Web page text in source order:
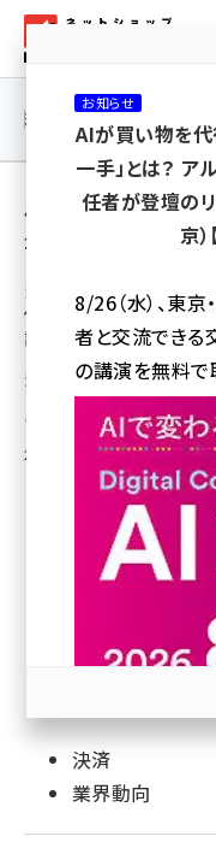
ン
ネ
yahoo (1898)
楽天 (1869)
アスクル (1115)
base (1070)
ビィ・フォアー
revico (738)
連載・特集 |
用語「atone」 が
全 10 記事中 1 ～ 10
カードレス決済「atone（
使えるQRコード決済機
証実験開始
決済手数料は1.9%。5社限定
内山 美枝子
2018年5月28日 12:15
決済
業界動向
お知らせ
AIが買い物を代
一手」とは？ ア
任者が登壇の
京
8/26（水）、東
者と交流できる
の講演を無料で
参加登録はこち